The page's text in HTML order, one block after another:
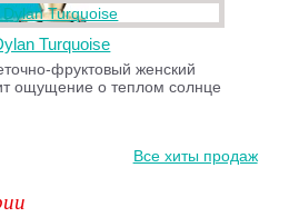
Turquoise
фруктовый женский
ощущение о теплом солнце
Все хиты продаж